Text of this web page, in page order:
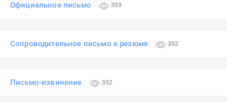
Официальное письмо 353
Сопроводительное письмо к резюме 352
Письмо-извинение 352